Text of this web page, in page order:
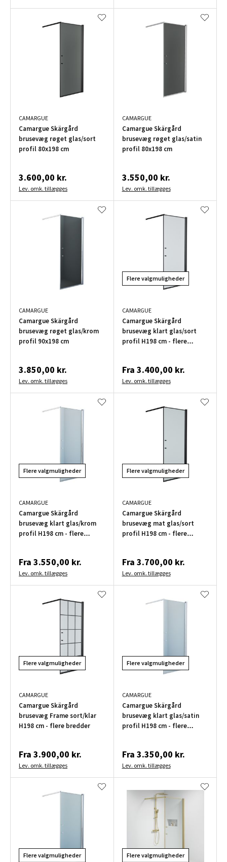
CAMARGUE
Camargue Skärgård
brusevæg røget glas/sort
profil 80x198 cm
3.600,00 kr.
Lev. omk. tillægges
CAMARGUE
Camargue Skärgård
brusevæg røget glas/satin
profil 80x198 cm
3.550,00 kr.
Lev. omk. tillægges
CAMARGUE
Camargue Skärgård
brusevæg røget glas/krom
profil 90x198 cm
3.850,00 kr.
Lev. omk. tillægges
Flere valgmuligheder
CAMARGUE
Camargue Skärgård
brusevæg klart glas/sort
profil H198 cm - flere
Fra 3.400,00 kr.
Lev. omk. tillægges
Flere valgmuligheder
CAMARGUE
Camargue Skärgård
brusevæg klart glas/krom
profil H198 cm - flere
Fra 3.550,00 kr.
Lev. omk. tillægges
Flere valgmuligheder
CAMARGUE
Camargue Skärgård
brusevæg mat glas/sort
profil H198 cm - flere
Fra 3.700,00 kr.
Lev. omk. tillægges
Flere valgmuligheder
CAMARGUE
Camargue Skärgård
brusevæg Frame sort/klar
H198 cm - flere bredder
Fra 3.900,00 kr.
Lev. omk. tillægges
Flere valgmuligheder
CAMARGUE
Camargue Skärgård
brusevæg klart glas/satin
profil H198 cm - flere
Fra 3.350,00 kr.
Lev. omk. tillægges
Flere valgmuligheder Flere valgmuligheder